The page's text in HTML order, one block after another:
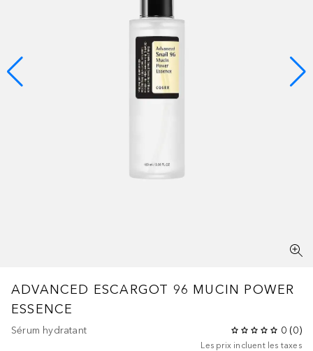
ADVANCED ESCARGOT 96 MUCIN POWER
ESSENCE
Sérum hydratant 0 (0)
Les prix incluent les taxes